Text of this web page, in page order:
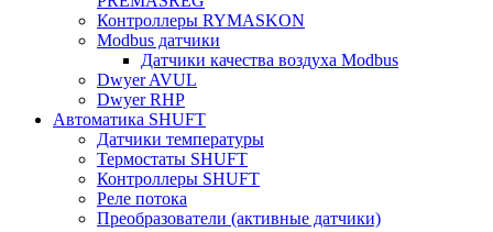
Контроллеры RYMASKON
Modbus датчики
Датчики качества воздуха Modbus
Dwyer AVUL
Dwyer RHP
Автоматика SHUFT
Датчики температуры
Термостаты SHUFT
Контроллеры SHUFT
Реле потока
Преобразователи (активные датчики)